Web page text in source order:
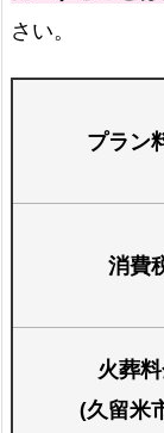
さい。
プラン
消費
火葬
(久留米